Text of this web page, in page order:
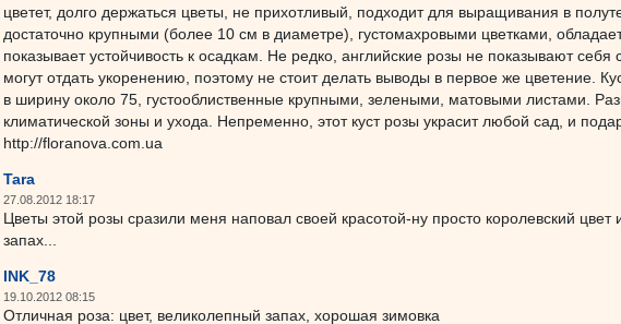
цветет, долго держаться цветы, не прихотливый, подходит для выращивания в
достаточно крупными (более 10 см в диаметре), густомахровыми цветками,
показывает устойчивость к осадкам. Не редко, английские розы не показывают
могут отдать укоренению, поэтому не стоит делать выводы в первое же цветение.
в ширину около 75, густооблиственные крупными, зелеными, матовыми листами.
климатической зоны и ухода. Непременно, этот куст розы украсит любой сад, и
http://floranova.com.ua
Tara
27.08.2012 18:17
Цветы этой розы сразили меня наповал своей красотой-ну просто королевский
запах...
INK_78
19.10.2012 08:15
Отличная роза: цвет, великолепный запах, хорошая зимовка